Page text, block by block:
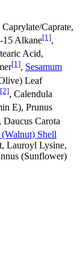
Caprate,
Alkane[1],
Acid,
[1], Sesamum
Leaf
[2], Calendula
E), Prunus
, Daucus Carota
Shell
Lauroyl Lysine,
(Sunflower)